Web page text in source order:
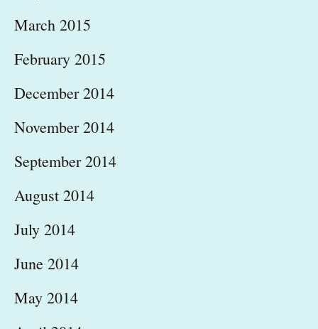
March 2015
February 2015
December 2014
November 2014
September 2014
August 2014
July 2014
June 2014
May 2014